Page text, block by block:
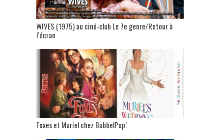
WIVES (1975) au ciné-club Le 7e genre/Retour à
l’écran
Foxes et Muriel chez BubbelPop’